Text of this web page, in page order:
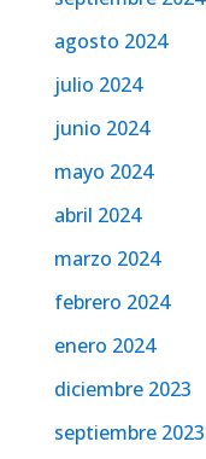
agosto 2024
julio 2024
junio 2024
mayo 2024
abril 2024
marzo 2024
febrero 2024
enero 2024
diciembre 2023
septiembre 2023